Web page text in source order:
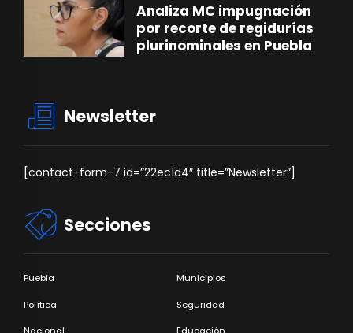
Analiza MC impugnación
por recorte de regidurías
plurinominales en Puebla
Newsletter
[contact-form-7 id=”22ec1d4″ title=”Newsletter”]
Secciones
Puebla Municipios
Política Seguridad